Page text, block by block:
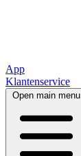
App
Klantenservice
Open main menu